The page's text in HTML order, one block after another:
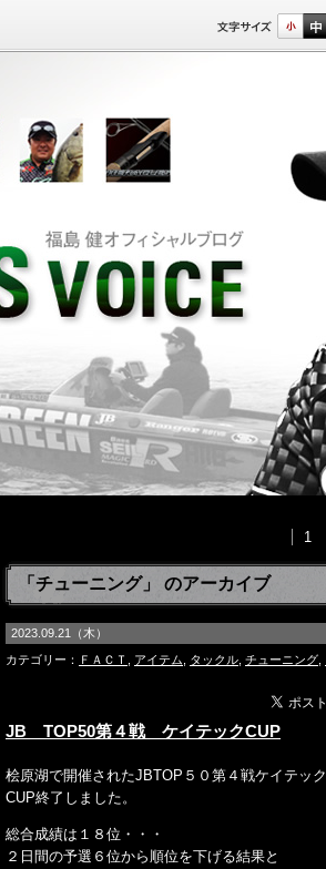
1
「チューニング」 のアーカイブ
2023.09.21（木）
カテゴリー：
ＦＡＣＴ アイテム タックル チューニング
JB TOP50第４戦 ケイテックCUP
桧原湖で開催されたJBTOP５０第４戦ケイテック
CUP終了しました。
総合成績は１８位・・・
２日間の予選６位から順位を下げる結果と